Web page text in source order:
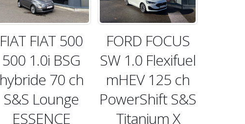
FIAT FIAT 500
500 1.0i BSG
hybride 70 ch
S&S Lounge
ESSENCE
FORD FOCUS
SW 1.0 Flexifuel
mHEV 125 ch
PowerShift S&S
Titanium X